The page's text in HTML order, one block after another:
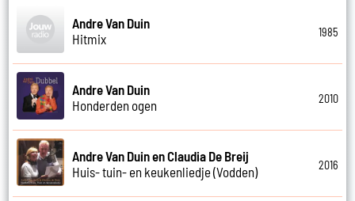
Andre Van Duin
Hitmix
1985
Andre Van Duin
Honderden ogen
2010
Andre Van Duin en Claudia De Breij
Huis- tuin- en keukenliedje (Vodden)
2016